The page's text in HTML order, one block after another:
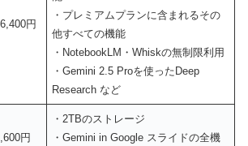
円
・プレミアムプランに含まれるその
他すべての機能
・NotebookLM・Whiskの無制限利用
・Gemini 2.5 Proを使ったDeep
Research など
円
・2TBのストレージ
・Gemini in Google スライドの全機